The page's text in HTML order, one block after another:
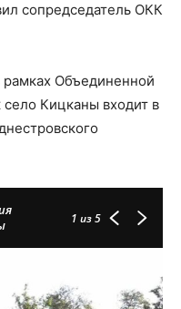
сопредседатель ОКК
рамках Объединенной
село Кицканы входит в
1 из 5